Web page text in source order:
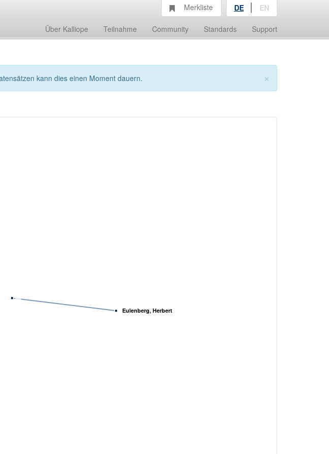
Über Kalliope Teilnahme Community Standards Support
Merkliste DE EN
×
kann dies einen Moment dauern.
Eulenberg, Herbert